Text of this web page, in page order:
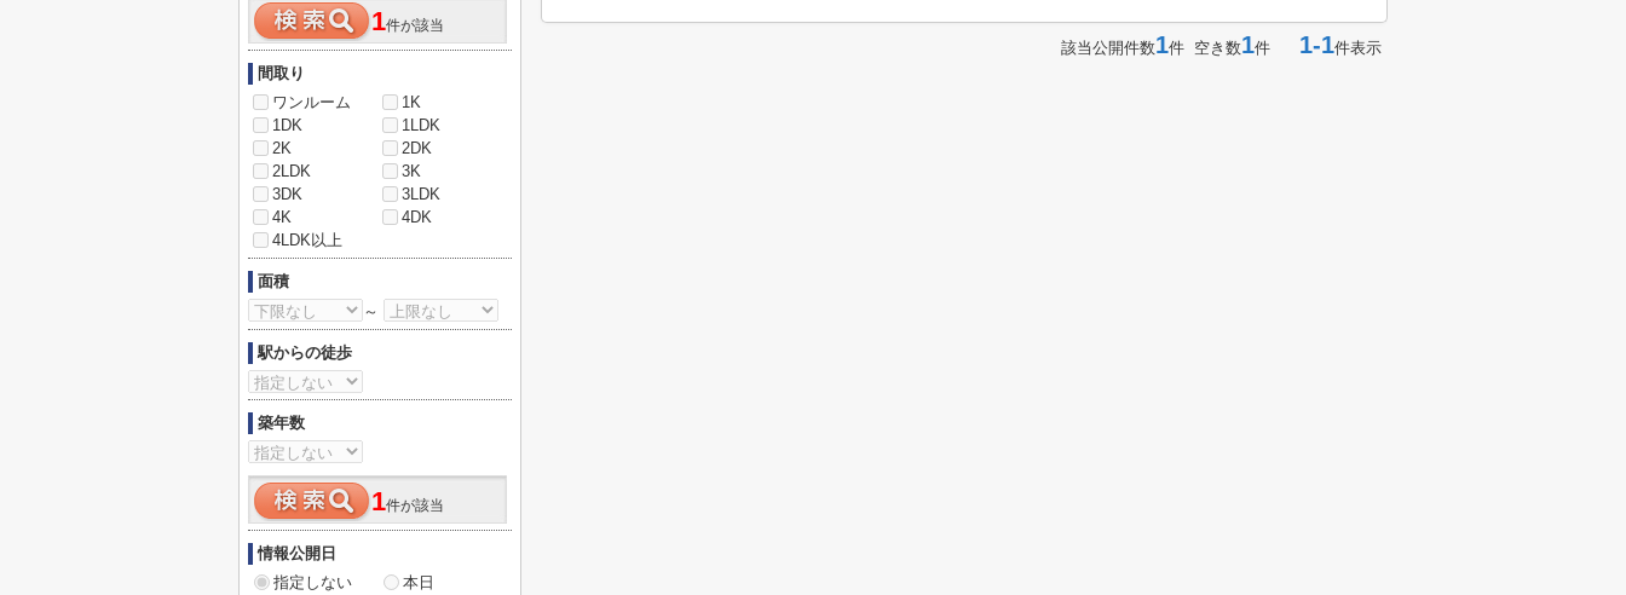
該当公開件数1件 空き数1件 1-1件表示
1件が該当
間取り
ワンルーム
1K
1DK
1LDK
2K
2DK
2LDK
3K
3DK
3LDK
4K
4DK
4LDK以上
面積
～
駅からの徒歩
築年数
1件が該当
情報公開日
指定しない
本日